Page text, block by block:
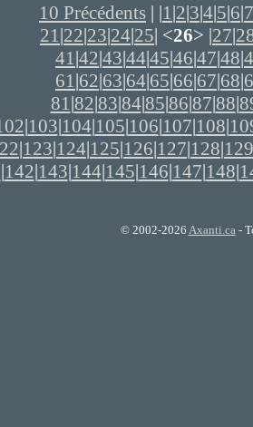
10 Précédents | |1 |2|3|4|5|6|7
21 |22|23|24|25| <26> |27|
41 |42|43|44|45|46|47|48|
61 |62|63|64|65|66|67|68|
81 |82|83|84|85|86|87|88|
|103|104|105|106|107|108|
|123|124|125|126|127|128|129
|142|143|144|145|146|147|148|
© 2002-2026 Axanti.ca -